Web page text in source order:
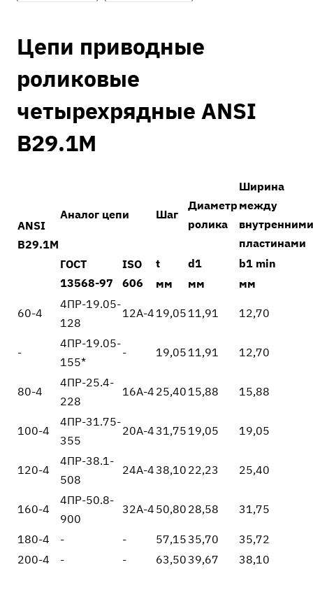
Цепи приводные
роликовые
четырехрядные ANSI
B29.1M
ANSI
В29.1М
Аналог цепи Шаг
Диаметр
ролика
Ширина
между
внутренними
пластинами
ГОСТ
13568-97
ISO
606
t d1
b1 min
мм
мм мм
60-4
4ПР-19.05-
128
12А-4 19,05 11,91 12,70
-
4ПР-19.05-
155*
- 19,05 11,91 12,70
80-4
4ПР-25.4-
228
16А-4 25,40 15,88 15,88
100-4
4ПР-31.75-
355
20А-431,75 19,05 19,05
120-4
4ПР-38.1-
508
24А-438,10 22,23 25,40
160-4
4ПР-50.8-
900
32А-4 50,80 28,58 31,75
180-4 - - 57,1535,70
35,72
200-4
- - 63,5039,67 38,10